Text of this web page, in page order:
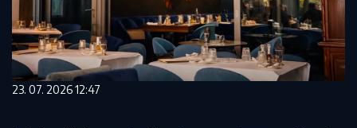
23. 07. 2026 12:47